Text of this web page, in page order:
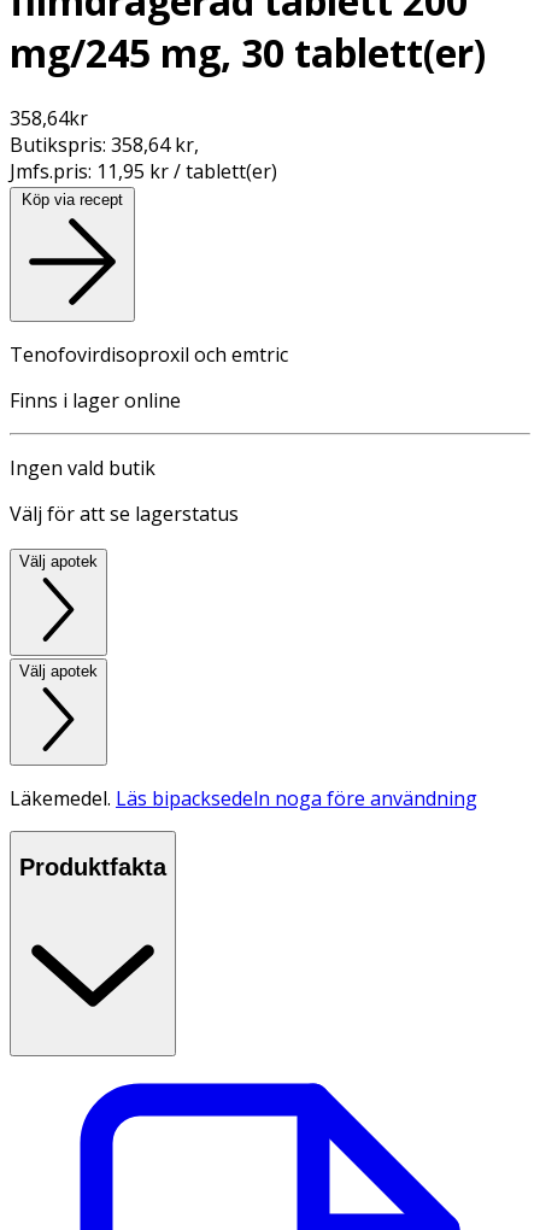
mg/245 mg, 30 tablett(er)
358,64kr
Butikspris: 358,64 kr,
Jmfs.pris: 11,95 kr / tablett(er)
Köp via recept
Tenofovirdisoproxil och emtric
Finns i lager online
Ingen vald butik
Välj för att se lagerstatus
Välj apotek
Välj apotek
Läkemedel. Läs bipacksedeln noga före användning
Produktfakta